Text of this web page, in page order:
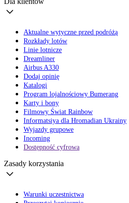
Aktualne wytyczne przed podróżą
Rozkłady lotów
Linie lotnicze
Dreamliner
Airbus A330
Dodaj opinię
Katalogi
Program lojalnościowy Bumerang
Karty i bony
Filmowy Świat Rainbow
Informatsiya dla Hromadian Ukrainy
Wyjazdy grupowe
Incoming
Dostępność cyfrowa
Zasady korzystania
Warunki uczestnictwa